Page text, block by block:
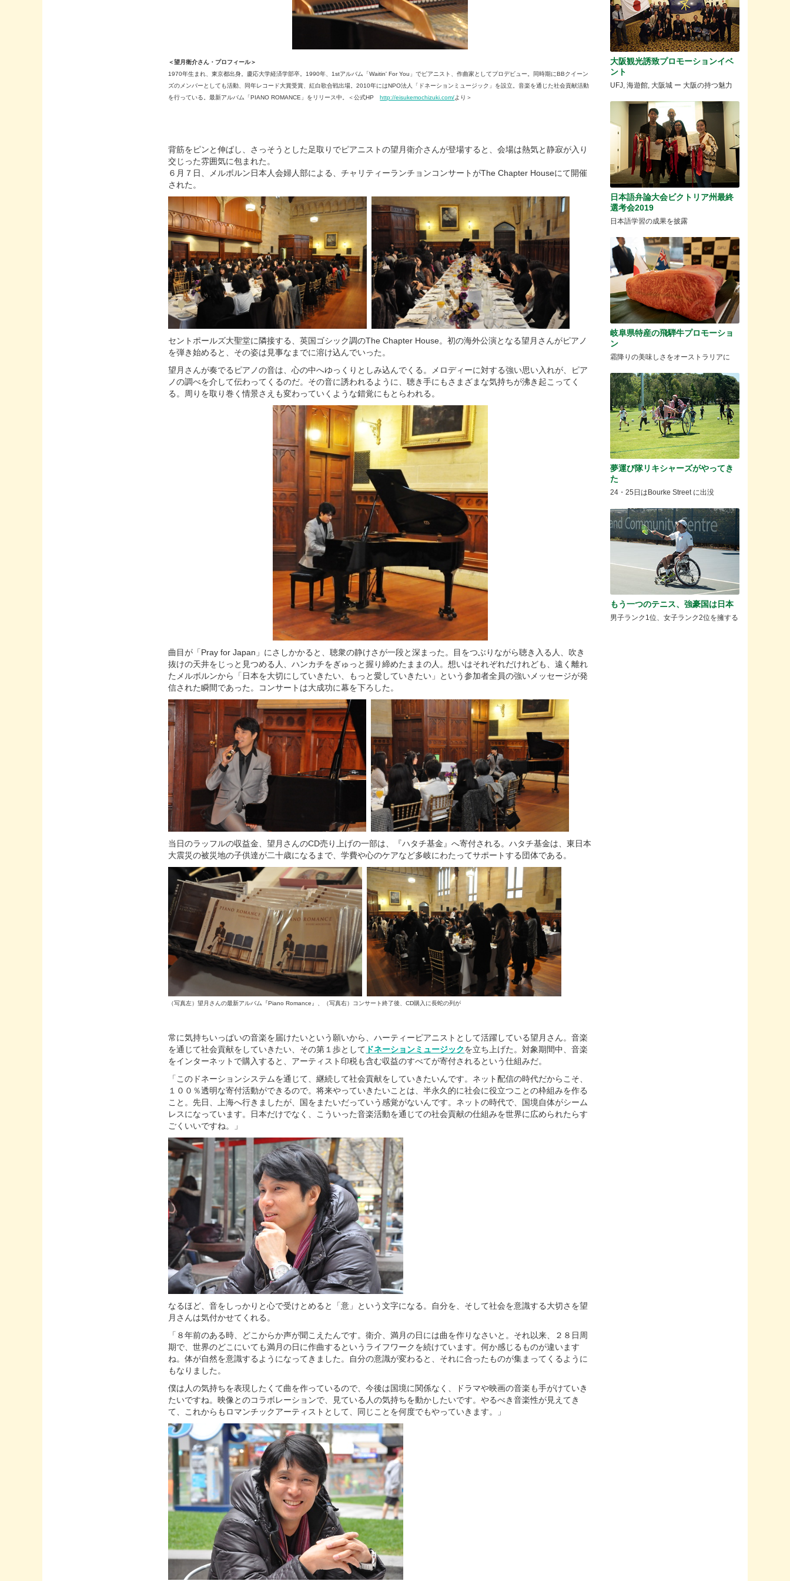
＜望月衛介さん・プロフィール＞
1970年生まれ、東京都出身。慶応大学経済学部卒。1990年、1stアルバム「Waitin' For You」でピアニスト、作曲家としてプロデビュー。同時期にBBクイーン
ズのメンバーとしても活動、同年レコード大賞受賞、紅白歌合戦出場。2010年にはNPO法人「ドネーションミュージック」を設立。音楽を通じた社会貢献活動
を行っている。最新アルバム「PIANO ROMANCE」をリリース中。＜公式HPhttp://eisukemochizuki.com/より＞
背筋をピンと伸ばし、さっそうとした足取りでピアニストの望月衛介さんが登場すると、会場は熱気と静寂が入り
交じった雰囲気に包まれた。
６月７日、メルボルン日本人会婦人部による、チャリティーランチョンコンサートがThe Chapter Houseにて開催
された。
セントポールズ大聖堂に隣接する、英国ゴシック調のThe Chapter House。初の海外公演となる望月さんがピアノ
を弾き始めると、その姿は見事なまでに溶け込んでいった。
望月さんが奏でるピアノの音は、心の中へゆっくりとしみ込んでくる。メロディーに対する強い思い入れが、ピア
ノの調べを介して伝わってくるのだ。その音に誘われるように、聴き手にもさまざまな気持ちが沸き起こってく
る。周りを取り巻く情景さえも変わっていくような錯覚にもとらわれる。
曲目が「Pray for Japan」にさしかかると、聴衆の静けさが一段と深まった。目をつぶりながら聴き入る人、吹き
抜けの天井をじっと見つめる人、ハンカチをぎゅっと握り締めたままの人。想いはそれぞれだけれども、遠く離れ
たメルボルンから「日本を大切にしていきたい、もっと愛していきたい」という参加者全員の強いメッセージが発
信された瞬間であった。コンサートは大成功に幕を下ろした。
当日のラッフルの収益金、望月さんのCD売り上げの一部は、『ハタチ基金』へ寄付される。ハタチ基金は、東日本
大震災の被災地の子供達が二十歳になるまで、学費や心のケアなど多岐にわたってサポートする団体である。
（写真左）望月さんの最新アルバム『Piano Romance』、（写真右）コンサート終了後、CD購入に長蛇の列が
常に気持ちいっぱいの音楽を届けたいという願いから、ハーティーピアニストとして活躍している望月さん。音楽
を通じて社会貢献をしていきたい、その第１歩として ドネーションミュージックを立ち上げた。対象期間中、音楽
をインターネットで購入すると、アーティスト印税も含む収益のすべてが寄付されるという仕組みだ。
「このドネーションシステムを通じて、継続して社会貢献をしていきたいんです。ネット配信の時代だからこそ、
１００％透明な寄付活動ができるので。将来やっていきたいことは、半永久的に社会に役立つことの枠組みを作る
こと。先日、上海へ行きましたが、国をまたいだっていう感覚がないんです。ネットの時代で、国境自体がシーム
レスになっています。日本だけでなく、こういった音楽活動を通じての社会貢献の仕組みを世界に広められたらす
ごくいいですね。」
なるほど、音をしっかりと心で受けとめると「意」という文字になる。自分を、そして社会を意識する大切さを望
月さんは気付かせてくれる。
「８年前のある時、どこからか声が聞こえたんです。衛介、満月の日には曲を作りなさいと。それ以来、２８日周
期で、世界のどこにいても満月の日に作曲するというライフワークを続けています。何か感じるものが違います
ね。体が自然を意識するようになってきました。自分の意識が変わると、それに合ったものが集まってくるように
もなりました。
僕は人の気持ちを表現したくて曲を作っているので、今後は国境に関係なく、ドラマや映画の音楽も手がけていき
たいですね。映像とのコラボレーションで、見ている人の気持ちを動かしたいです。やるべき音楽性が見えてき
て、これからもロマンチックアーティストとして、同じことを何度でもやっていきます。」
大阪観光誘致プロモーションイベ
ント
UFJ, 海遊館, 大阪城 ー 大阪の持つ魅力
日本語弁論大会ビクトリア州最終
選考会2019
日本語学習の成果を披露
岐阜県特産の飛騨牛プロモーショ
ン
霜降りの美味しさをオーストラリアに
夢運び隊リキシャーズがやってき
た
24・25日はBourke Street に出没
もう一つのテニス、強豪国は日本
男子ランク1位、女子ランク2位を擁する